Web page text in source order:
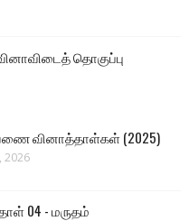
தொகுப்பு
வினாத்தாள்கள் (2025)
2026
04 - மருதம்